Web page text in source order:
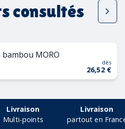
consultés
dès
26,52 €
Livraison
Multi-points
Livraison
partout en